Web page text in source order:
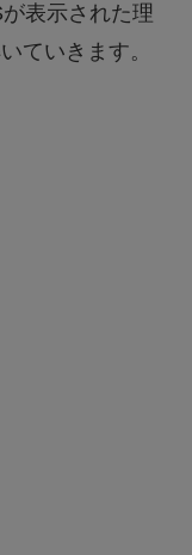
表示された理
ていきます。